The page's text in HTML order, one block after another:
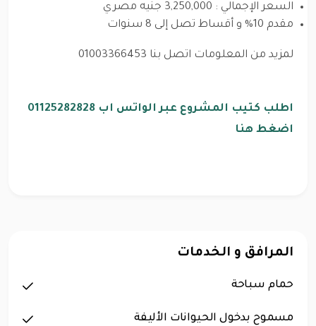
السعر الإجمالي : 3,250,000 جنيه مصري
مقدم 10% و أقساط تصل إلى 8 سنوات
لمزيد من المعلومات اتصل بنا 01003366453
اطلب كتيب المشروع عبر الواتس اب 01125282828
اضغط هنا
المرافق و الخدمات
حمام سباحة
مسموح بدخول الحيوانات الأليفة